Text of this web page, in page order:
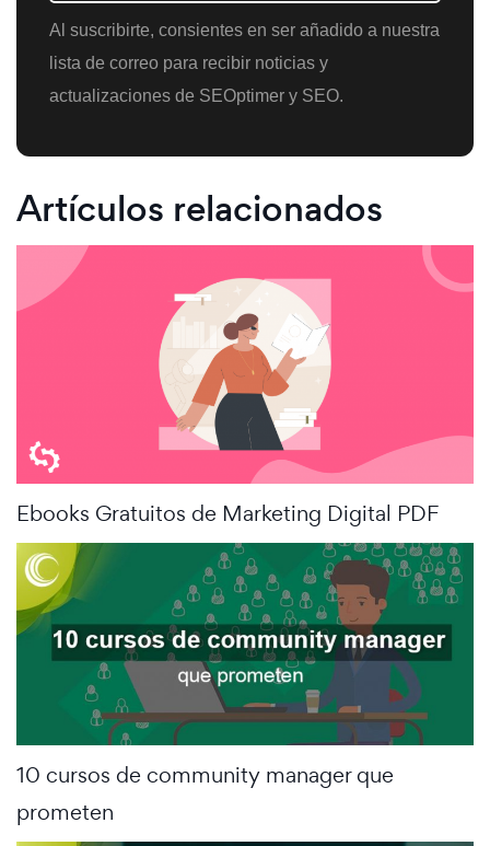
Al suscribirte, consientes en ser añadido a nuestra
lista de correo para recibir noticias y
actualizaciones de SEOptimer y SEO.
Artículos relacionados
Ebooks Gratuitos de Marketing Digital PDF
10 cursos de community manager que
prometen